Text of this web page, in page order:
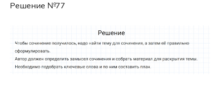
Решение №77